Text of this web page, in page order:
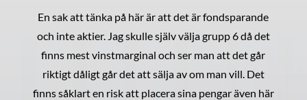
En sak att tänka på här är att det är fondsparande
och inte aktier. Jag skulle själv välja grupp 6 då det
finns mest vinstmarginal och ser man att det går
riktigt dåligt går det att sälja av om man vill. Det
finns såklart en risk att placera sina pengar även här